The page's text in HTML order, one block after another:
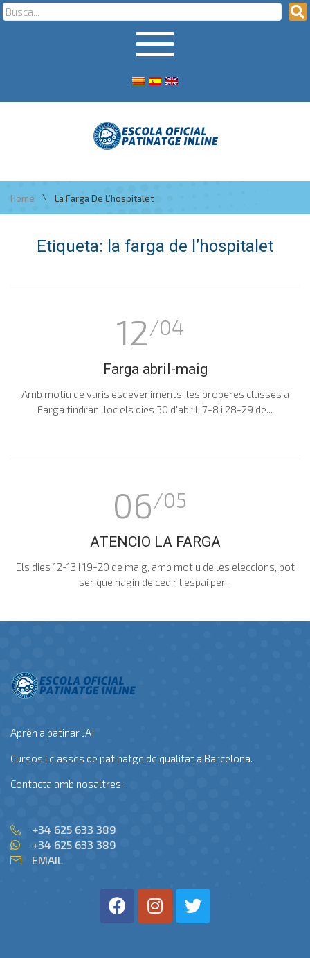
Home \ La Farga De L’hospitalet
Etiqueta: la farga de l’hospitalet
12/04
Farga abril-maig
Amb motiu de varis esdeveniments, les properes classes a
Farga tindran lloc els dies 30 d'abril, 7-8 i 28-29 de...
06/05
ATENCIO LA FARGA
Els dies 12-13 i 19-20 de maig, amb motiu de les eleccions, pot
ser que hagin de cedir l'espai per...
Aprèn a patinar JA!
Cursos i classes de patinatge de qualitat a Barcelona.
Contacta amb nosaltres:
+34 625 633 389
+34 625 633 389
EMAIL